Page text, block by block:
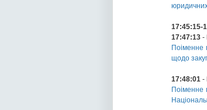
17:45:15-
17:47:13 -
Поіменне
щодо
17:48:01 -
Поіменне